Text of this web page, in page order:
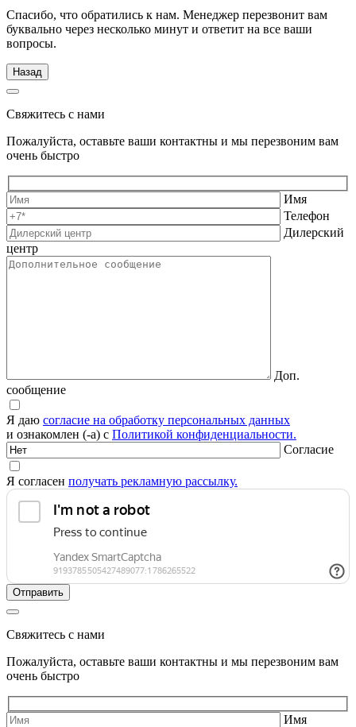
Спасибо, что обратились к нам. Менеджер перезвонит вам
буквально через несколько минут и ответит на все ваши
вопросы.
Назад
Свяжитесь с нами
Пожалуйста, оставьте ваши контактны и мы перезвоним вам
очень быстро
Имя
Телефон
Дилерский
центр
Доп.
сообщение
Я даю согласие на обработку персональных данных
и ознакомлен (-а) с Политикой конфиденциальности.
Согласие
Я согласен получать рекламную рассылку.
Свяжитесь с нами
Пожалуйста, оставьте ваши контактны и мы перезвоним вам
очень быстро
Имя